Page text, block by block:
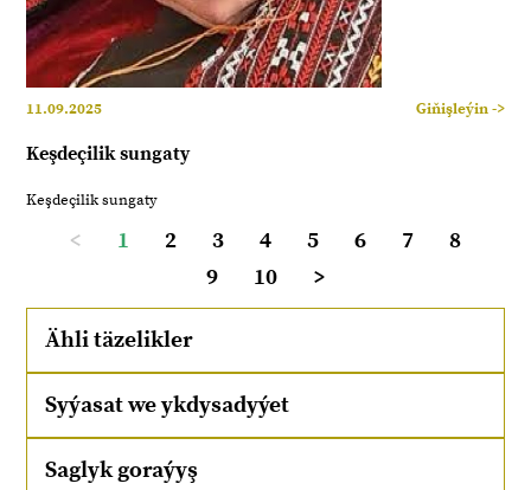
11.09.2025 Giňişleýin ->
Keşdeçilik sungaty
Keşdeçilik sungaty
< 1 2 3 4 5 6 7
8
9
10 >
Ähli täzelikler
Syýasat we ykdysadyýet
Saglyk goraýyş